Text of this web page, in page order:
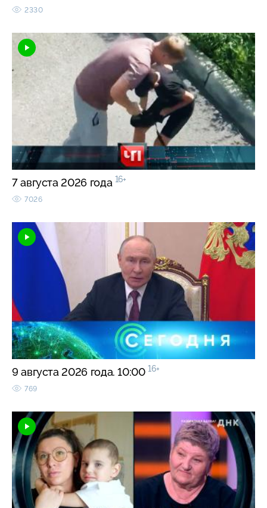
2330
7 августа 2026 года 16+
7026
9 августа 2026 года. 10:00 16+
769